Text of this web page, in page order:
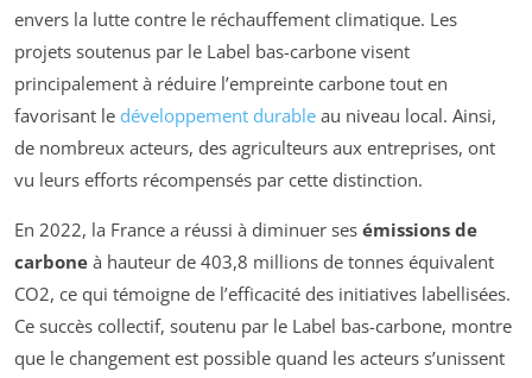
envers la lutte contre le réchauffement climatique. Les
projets soutenus par le Label bas-carbone visent
principalement à réduire l’empreinte carbone tout en
favorisant le développement durable au niveau local. Ainsi,
de nombreux acteurs, des agriculteurs aux entreprises, ont
vu leurs efforts récompensés par cette distinction.
En 2022, la France a réussi à diminuer ses émissions de
carbone à hauteur de 403,8 millions de tonnes équivalent
CO2, ce qui témoigne de l’efficacité des initiatives labellisées.
Ce succès collectif, soutenu par le Label bas-carbone, montre
que le changement est possible quand les acteurs s’unissent